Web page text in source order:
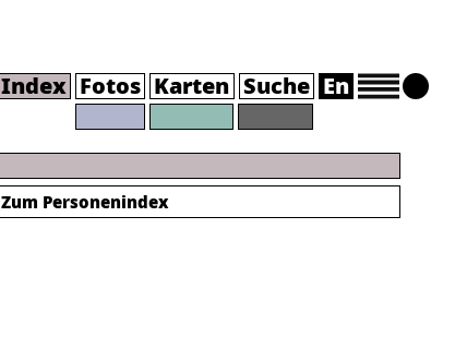
Index Fotos Karten Suche En
Zum Personenindex